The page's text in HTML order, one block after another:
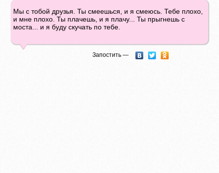
Мы с тобой друзья. Ты смеешься, и я смеюсь. Тебе плохо,
и мне плохо. Ты плачешь, и я плачу... Ты прыгнешь с
моста... и я буду скучать по тебе.
Запостить —